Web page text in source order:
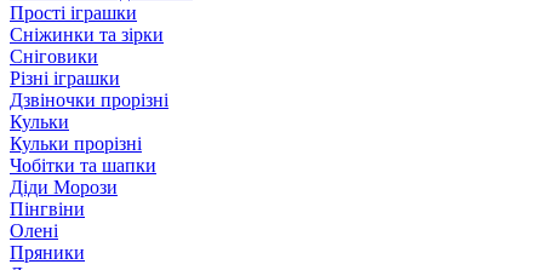
Прості іграшки
Сніжинки та зірки
Сніговики
Різні іграшки
Дзвіночки прорізні
Кульки
Кульки прорізні
Чобітки та шапки
Діди Морози
Пінгвіни
Олені
Пряники